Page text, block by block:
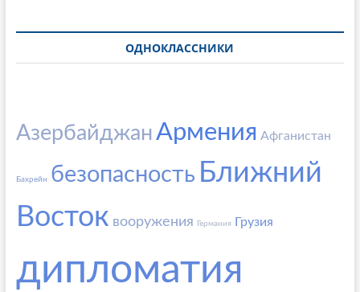
ОДНОКЛАССНИКИ
АзербайджанАрмения Афганистан
Бахрейн безопасность Ближний
Восток вооружения Германия Грузия
дипломатия